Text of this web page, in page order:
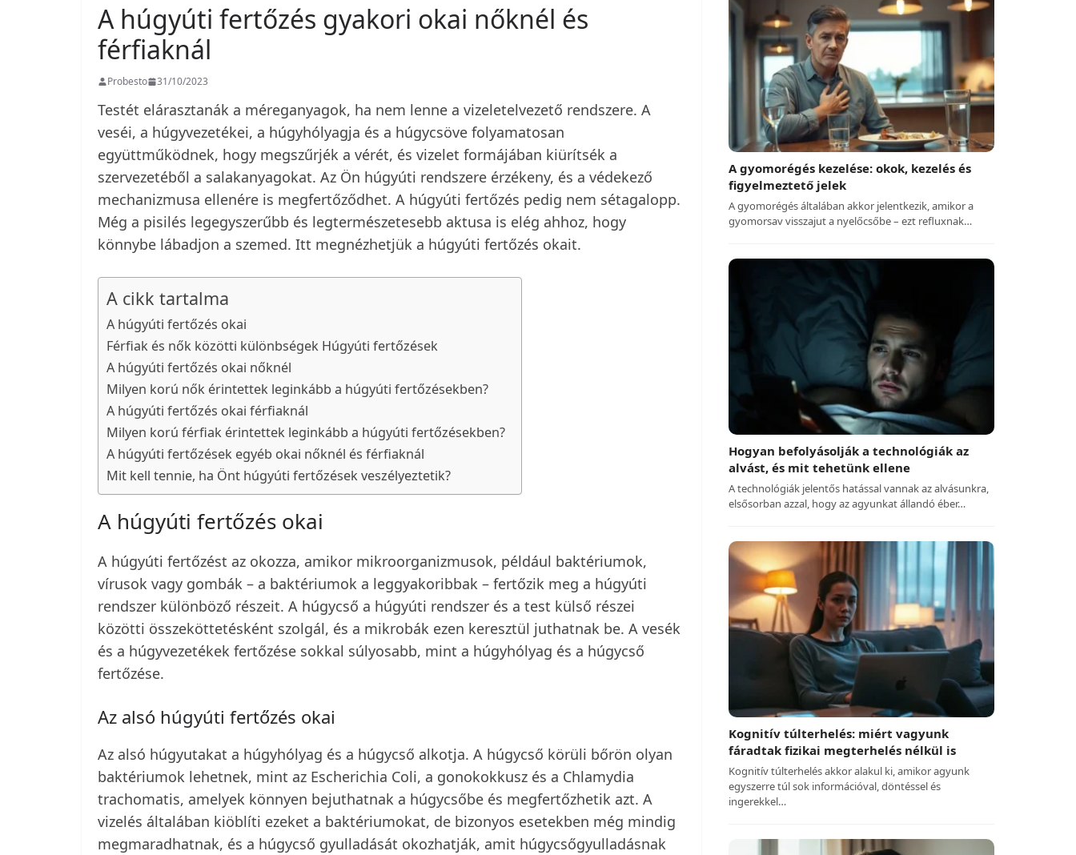
A húgyúti fertőzés gyakori okai nőknél és
férfiaknál
Probesto 31/10/2023
Testét elárasztanák a méreganyagok, ha nem lenne a vizeletelvezető rendszere. A
veséi, a húgyvezetékei, a húgyhólyagja és a húgycsöve folyamatosan
együttműködnek, hogy megszűrjék a vérét, és vizelet formájában kiürítsék a
szervezetéből a salakanyagokat. Az Ön húgyúti rendszere érzékeny, és a védekező
mechanizmusa ellenére is megfertőződhet. A húgyúti fertőzés pedig nem sétagalopp.
Még a pisilés legegyszerűbb és legtermészetesebb aktusa is elég ahhoz, hogy
könnybe lábadjon a szemed. Itt megnézhetjük a húgyúti fertőzés okait.
A cikk tartalma
A húgyúti fertőzés okai
Férfiak és nők közötti különbségek Húgyúti fertőzések
A húgyúti fertőzés okai nőknél
Milyen korú nők érintettek leginkább a húgyúti fertőzésekben?
A húgyúti fertőzés okai férfiaknál
Milyen korú férfiak érintettek leginkább a húgyúti fertőzésekben?
A húgyúti fertőzések egyéb okai nőknél és férfiaknál
Mit kell tennie, ha Önt húgyúti fertőzések veszélyeztetik?
A húgyúti fertőzés okai
A húgyúti fertőzést az okozza, amikor mikroorganizmusok, például baktériumok,
vírusok vagy gombák – a baktériumok a leggyakoribbak – fertőzik meg a húgyúti
rendszer különböző részeit. A húgycső a húgyúti rendszer és a test külső részei
közötti összeköttetésként szolgál, és a mikrobák ezen keresztül juthatnak be. A vesék
és a húgyvezetékek fertőzése sokkal súlyosabb, mint a húgyhólyag és a húgycső
fertőzése.
Az alsó húgyúti fertőzés okai
Az alsó húgyutakat a húgyhólyag és a húgycső alkotja. A húgycső körüli bőrön olyan
baktériumok lehetnek, mint az Escherichia Coli, a gonokokkusz és a Chlamydia
trachomatis, amelyek könnyen bejuthatnak a húgycsőbe és megfertőzhetik azt. A
vizelés általában kiöblíti ezeket a baktériumokat, de bizonyos esetekben még mindig
megmaradhatnak, és a húgycső gyulladását okozhatják, amit húgycsőgyulladásnak
A gyomorégés kezelése: okok, kezelés és
figyelmeztető jelek
A gyomorégés általában akkor jelentkezik, amikor a
gyomorsav visszajut a nyelőcsőbe – ezt refluxnak…
Hogyan befolyásolják a technológiák az
alvást, és mit tehetünk ellene
A technológiák jelentős hatással vannak az alvásunkra,
elsősorban azzal, hogy az agyunkat állandó éber…
Kognitív túlterhelés: miért vagyunk
fáradtak fizikai megterhelés nélkül is
Kognitív túlterhelés akkor alakul ki, amikor agyunk
egyszerre túl sok információval, döntéssel és
ingerekkel…